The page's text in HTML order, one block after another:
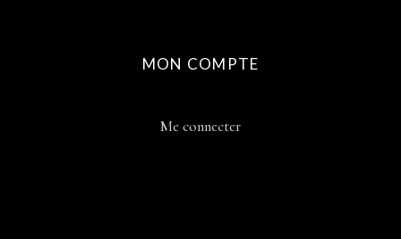
MON COMPTE
Me connecter